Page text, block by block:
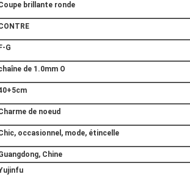
brillante ronde
F-G
de 1.0mm O
de noeud
occasionnel, mode, étincelle
Chine